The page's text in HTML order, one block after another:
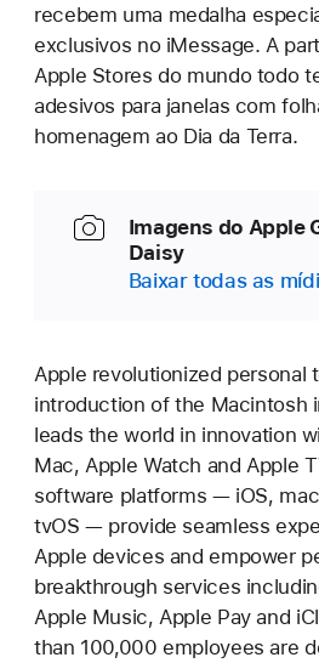
recebem uma medalha
exclusivos no iMessage. A
Apple Stores do mundo todo
adesivos para janelas com
homenagem ao Dia da Terra.
Imagens do Apple
Daisy
Baixar todas as
Apple revolutionized personal
introduction of the Macintosh
leads the world in innovation
Mac, Apple Watch and Apple
software platforms — iOS,
tvOS — provide seamless
Apple devices and empower
breakthrough services
Apple Music, Apple Pay and
than 100,000 employees are